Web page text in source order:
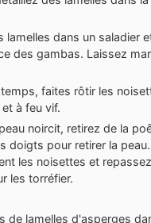
lamelles dans un saladier
des gambas. Laissez
faites rôtir les
à feu vif.
noircit, retirez de la
doigts pour retirer la
les noisettes et
les torréfier.
de lamelles d'asperges